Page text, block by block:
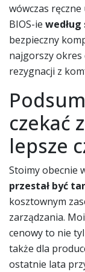
wówczas
BIOS-ie według
bezpieczny
najgorszy okres
rezygnacji z
czekać
lepsze
Stoimy obecnie
przestał być
kosztownym
zarządzania.
cenowy to nie
także dla
ostatnie lata